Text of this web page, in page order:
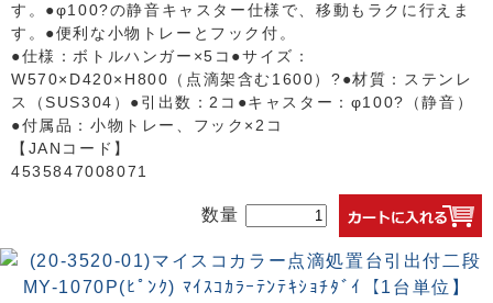
す。●φ100?の静音キャスター仕様で、移動もラクに行えま
す。●便利な小物トレーとフック付。
●仕様：ボトルハンガー×5コ●サイズ：
W570×D420×H800（点滴架含む1600）?●材質：ステンレ
ス（SUS304）●引出数：2コ●キャスター：φ100?（静音）
●付属品：小物トレー、フック×2コ
【JANコード】
4535847008071
数量